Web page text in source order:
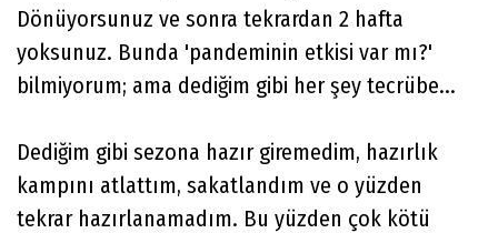
Dönüyorsunuz ve sonra tekrardan 2 hafta
yoksunuz. Bunda 'pandeminin etkisi var mı?'
bilmiyorum; ama dediğim gibi her şey tecrübe...
Dediğim gibi sezona hazır giremedim, hazırlık
kampını atlattım, sakatlandım ve o yüzden
tekrar hazırlanamadım. Bu yüzden çok kötü